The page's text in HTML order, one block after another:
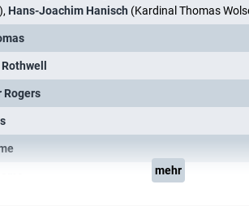
Hans-Joachim Hanisch (Kardinal Thomas
Rogers
mehr